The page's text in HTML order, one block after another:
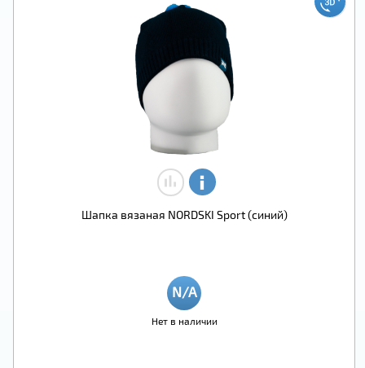
Шапка вязаная NORDSKI Sport (синий)
Нет в наличии